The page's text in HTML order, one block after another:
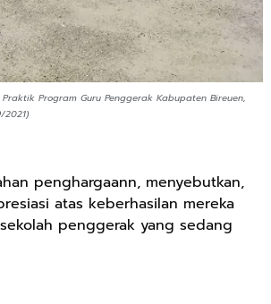
Program Guru Penggerak Kabupaten Bireuen,
2021)
penghargaann, menyebutkan,
atas keberhasilan mereka
penggerak yang sedang